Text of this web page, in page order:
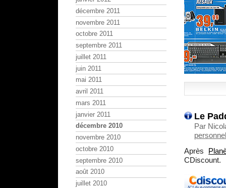
Le
Par
Après
CDiscount.
décembre 2011
novembre 2011
octobre 2011
septembre 2011
juillet 2011
juin 2011
mai 2011
avril 2011
mars 2011
janvier 2011
décembre 2010
novembre 2010
octobre 2010
septembre 2010
août 2010
juillet 2010